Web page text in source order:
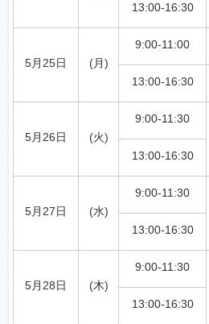
13:00-16:30
5月25日 (月)
9:00-11:00
13:00-16:30
5月26日 (火)
9:00-11:30
13:00-16:30
5月27日 (水)
9:00-11:30
13:00-16:30
5月28日 (木)
9:00-11:30
13:00-16:30